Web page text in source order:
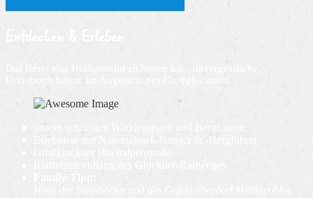
Entdecken & Erleben
Das Beste was Heiligenblut zu bieten hat - unvergessliche
Urlaubserlebnisse im Angesicht des Großglockners.
unsere schönsten Wanderungen und Bergtouren
Erlebnisse mit Nationalpark-Ranger & -Bergführer
Großglockner Hochalpenstraße
Haus der Steinböcke und das Goldgräberdorf Heiligenblut